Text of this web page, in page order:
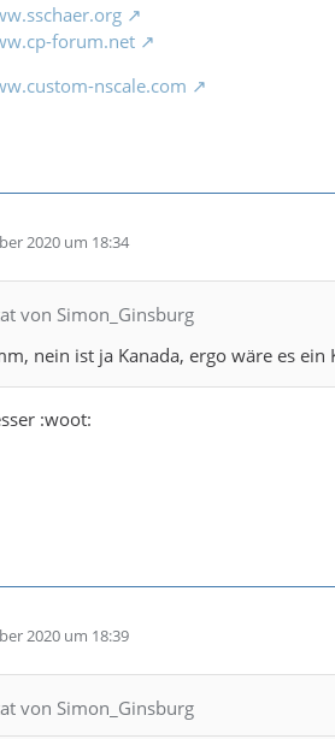
forum.net
nscale.com
2020 um 18:34
von Simon_Ginsburg
nein ist ja Kanada, ergo wäre es ein
:woot:
2020 um 18:39
von Simon_Ginsburg